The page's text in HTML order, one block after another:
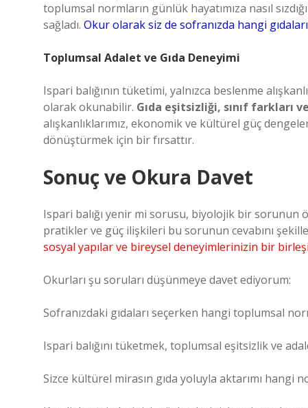
toplumsal normların günlük hayatımıza nasıl
sağladı. Okur olarak siz de sofranızda hangi
Toplumsal Adalet ve Gıda Deneyimi
Ispari balığının tüketimi, yalnızca beslenme
olarak okunabilir. Gıda eşitsizliği, sınıf farkları
alışkanlıklarımız, ekonomik ve kültürel güç
dönüştürmek için bir fırsattır.
Sonuç ve Okura Davet
Ispari balığı yenir mi sorusu, biyolojik bir
pratikler ve güç ilişkileri bu sorunun cevabını
sosyal yapılar ve bireysel deneyimlerinizin bir
Okurları şu soruları düşünmeye davet ediyorum:
Sofranızdaki gıdaları seçerken hangi toplumsal
Ispari balığını tüketmek, toplumsal eşitsizlik ve
Sizce kültürel mirasın gıda yoluyla aktarımı hangi